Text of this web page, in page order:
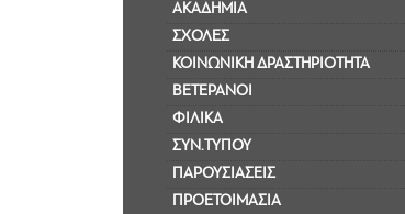
ΑΚΑΔΗΜΙΑ
ΣΧΟΛΕΣ
ΚΟΙΝΩΝΙΚΗ ΔΡΑΣΤΗΡΙΟΤΗΤΑ
ΒΕΤΕΡΑΝΟΙ
ΦΙΛΙΚΑ
ΣΥΝ.ΤΥΠΟΥ
ΠΑΡΟΥΣΙΑΣΕΙΣ
ΠΡΟΕΤΟΙΜΑΣΙΑ